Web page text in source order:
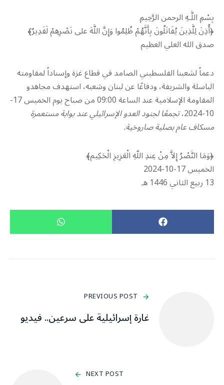
بِسْمِ اللَّـهِ الرحمن الرَّحِيمِ
﴿أُذِنَ لِلَّذِينَ يُقَاتَلُونَ بِأَنَّهُمْ ظُلِمُوا وَإِنَّ اللَّهَ على نَصْرِهِمْ لَقَدِيرٌ﴾
صدق الله العلي العظيم
دعماً لشعبنا الفلسطيني الصامد في قطاع غزة وإسناداً لمقاومته
الباسلة ‌‏‌‏‌والشريفة، ودفاعًا عن لبنان ‏وشعبه، ‏استهدف مجاهدو
المقاومة الإسلامية عند الساعة 09:00 من صباح يوم الخميس 17-
10-‏‏2024، تجمعًا ‏لجنود العدو الإسرائيلي عند بوابة مستعمرة
مسكاف عام بصلية صاروخية.‏
﴿وَمَا النَّصْرُ إِلاَّ مِنْ عِندِ اللّهِ الْعَزِيزِ الْحَكِيم﴾
الخميس 17-10-2024
13 ربيع الثاني 1446 هـ
PREVIOUS POST
غارة إسرائيلية على سرعين.. فيديو
NEXT POST